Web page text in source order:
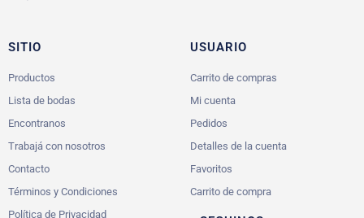
SITIO
Productos
Lista de bodas
Encontranos
Trabajá con nosotros
Contacto
Términos y Condiciones
Política de Privacidad
USUARIO
Carrito de compras
Mi cuenta
Pedidos
Detalles de la cuenta
Favoritos
Carrito de compra